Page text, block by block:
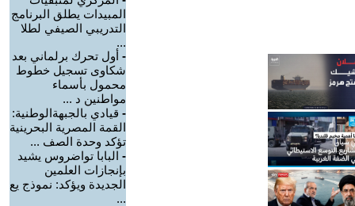
المبيدات يطلق البرنامج
التدريبي الصيفي لطلا
...
- أول تحرك برلماني بعد
شكاوى تسجيل خطوط
محمول بأسماء
مواطنين د ...
- قيادي بالجبهةالوطنية:
القمة المصرية البحرينية
تؤكد وحدة الصف ...
- البابا تواضروس يشيد
بإنجازات العلمين
الجديدة ويؤكد: نموذج يع
...